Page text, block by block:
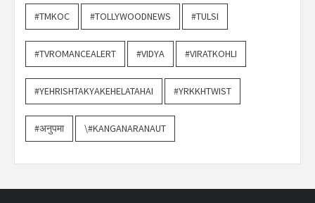
#TMKOC #TOLLYWOODNEWS #TULSI
#TVROMANCEALERT #VIDYA #VIRATKOHLI
#YEHRISHTAKYAKEHELATAHAI #YRKKHTWIST
#अनुपमा \#KANGANARANAUT